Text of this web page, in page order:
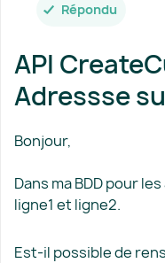
Répondu
API
Adressse
Bonjour,
Dans ma BDD pour
ligne1 et ligne2.
Est-il possible de